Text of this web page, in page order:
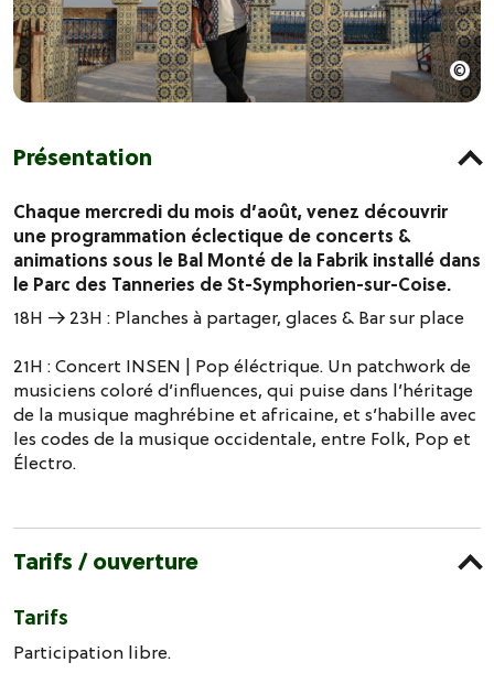
Présentation
Chaque mercredi du mois d’août, venez découvrir
une programmation éclectique de concerts &
animations sous le Bal Monté de la Fabrik installé dans
le Parc des Tanneries de St-Symphorien-sur-Coise.
18H → 23H : Planches à partager, glaces & Bar sur place
21H : Concert INSEN | Pop éléctrique. Un patchwork de
musiciens coloré d’influences, qui puise dans l’héritage
de la musique maghrébine et africaine, et s’habille avec
les codes de la musique occidentale, entre Folk, Pop et
Électro.
Tarifs / ouverture
Tarifs
Participation libre.